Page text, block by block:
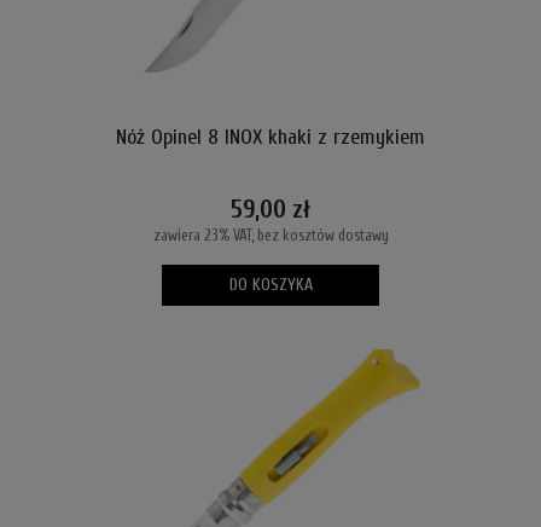
Nóż Opinel 8 INOX khaki z rzemykiem
59,00 zł
zawiera 23% VAT, bez kosztów dostawy
DO KOSZYKA